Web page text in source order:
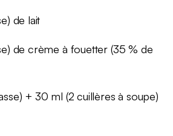
de lait
de crème à fouetter (35 % de
+ 30 ml (2 cuillères à soupe)